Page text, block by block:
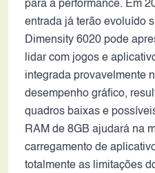
para a performance. Em
entrada já terão evoluído
Dimensity 6020 pode
lidar com jogos e
integrada provavelmente
desempenho gráfico,
quadros baixas e
RAM de 8GB ajudará na
carregamento de
totalmente as limitações